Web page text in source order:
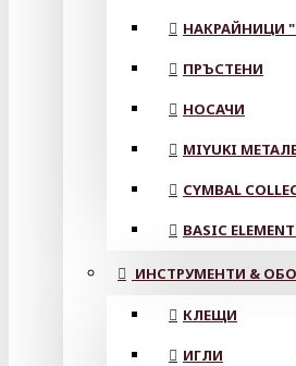
НАКРАЙНИЦИ
ПРЪСТЕНИ
НОСАЧИ
MIYUKI
CYMBAL
BASIC
ИНСТРУМЕНТИ &
КЛЕЩИ
ИГЛИ